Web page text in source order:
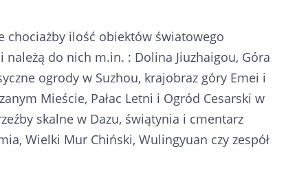
chociażby ilość obiektów światowego
należą do nich m.in. : Dolina Jiuzhaigou, Góra
ogrody w Suzhou, krajobraz góry Emei i
Mieście, Pałac Letni i Ogród Cesarski w
skalne w Dazu, świątynia i cmentarz
Wielki Mur Chiński, Wulingyuan czy zespół